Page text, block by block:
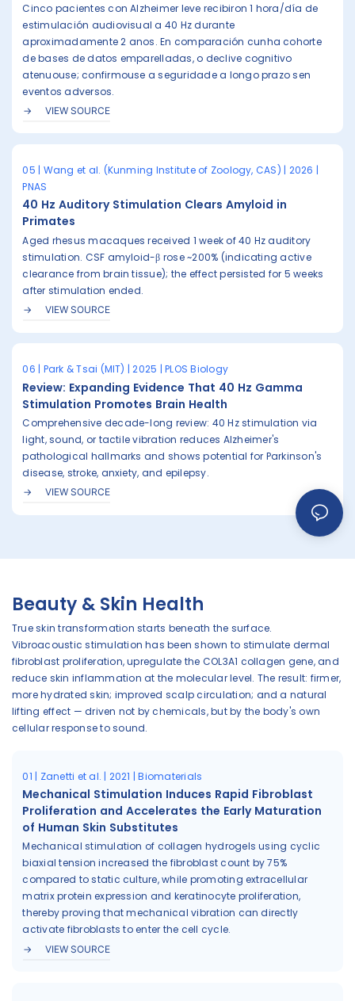
Cinco pacientes con Alzheimer leve recibiron 1 hora/día de
estimulación audiovisual a 40 Hz durante
aproximadamente 2 anos. En comparación cunha cohorte
de bases de datos emparelladas, o declive cognitivo
atenuouse; confirmouse a seguridade a longo prazo sen
eventos adversos.
VIEW SOURCE
05 | Wang et al. (Kunming Institute of Zoology, CAS) | 2026 |
PNAS
40 Hz Auditory Stimulation Clears Amyloid in
Primates
Aged rhesus macaques received 1 week of 40 Hz auditory
stimulation. CSF amyloid-β rose ~200% (indicating active
clearance from brain tissue); the effect persisted for 5 weeks
after stimulation ended.
VIEW SOURCE
06 | Park & Tsai (MIT) | 2025 | PLOS Biology
Review: Expanding Evidence That 40 Hz Gamma
Stimulation Promotes Brain Health
Comprehensive decade-long review: 40 Hz stimulation via
light, sound, or tactile vibration reduces Alzheimer's
pathological hallmarks and shows potential for Parkinson's
disease, stroke, anxiety, and epilepsy.
VIEW SOURCE
Beauty & Skin Health
True skin transformation starts beneath the surface.
Vibroacoustic stimulation has been shown to stimulate dermal
fibroblast proliferation, upregulate the COL3A1 collagen gene, and
reduce skin inflammation at the molecular level. The result: firmer,
more hydrated skin; improved scalp circulation; and a natural
lifting effect — driven not by chemicals, but by the body's own
cellular response to sound.
01 | Zanetti et al. | 2021 | Biomaterials
Mechanical Stimulation Induces Rapid Fibroblast
Proliferation and Accelerates the Early Maturation
of Human Skin Substitutes
Mechanical stimulation of collagen hydrogels using cyclic
biaxial tension increased the fibroblast count by 75%
compared to static culture, while promoting extracellular
matrix protein expression and keratinocyte proliferation,
thereby proving that mechanical vibration can directly
activate fibroblasts to enter the cell cycle.
VIEW SOURCE